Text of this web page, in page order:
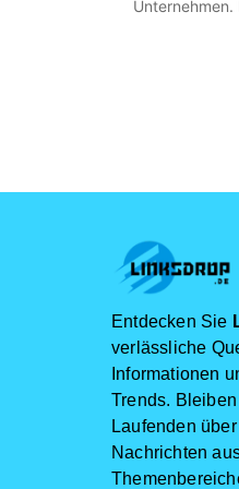
Entdecken Sie
verlässliche
Informationen
Trends.
Laufenden
Nachrichten